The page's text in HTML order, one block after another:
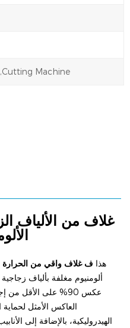
Machine
غلاف من الألياف
هذا فغلاف واقي من الحرارة
ألومنيوم مغلفة بألياف
عكس 90% على الأقل
العاكس الأمثل لحماية
الهيدروليكية، بالإضافة إلى